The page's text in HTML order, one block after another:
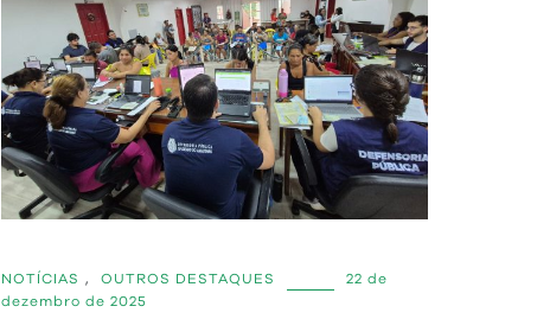
NOTÍCIAS , OUTROS DESTAQUES
22 de
dezembro de 2025